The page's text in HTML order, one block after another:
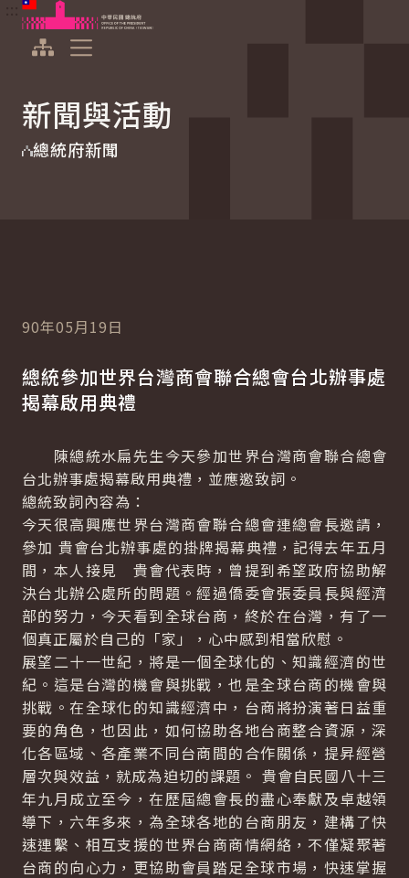
跳到主要內容
中華民國總統府
新聞與活動
總統府新聞
90年05月19日
總統參加世界台灣商會聯合總會台北辦事處
揭幕啟用典禮
陳總統水扁先生今天參加世界台灣商會聯合總會
台北辦事處揭幕啟用典禮，並應邀致詞。
總統致詞內容為：
今天很高興應世界台灣商會聯合總會連總會長邀請，
參加 貴會台北辦事處的掛牌揭幕典禮，記得去年五月
間，本人接見 貴會代表時，曾提到希望政府協助解
決台北辦公處所的問題。經過僑委會張委員長與經濟
部的努力，今天看到全球台商，終於在台灣，有了一
個真正屬於自己的「家」，心中感到相當欣慰。
展望二十一世紀，將是一個全球化的、知識經濟的世
紀。這是台灣的機會與挑戰，也是全球台商的機會與
挑戰。在全球化的知識經濟中，台商將扮演著日益重
要的角色，也因此，如何協助各地台商整合資源，深
化各區域、各產業不同台商間的合作關係，提昇經營
層次與效益，就成為迫切的課題。 貴會自民國八十三
年九月成立至今，在歷屆總會長的盡心奉獻及卓越領
導下，六年多來，為全球各地的台商朋友，建構了快
速連繫、相互支援的世界台商商情網絡，不僅凝聚著
台商的向心力，更協助會員踏足全球市場，快速掌握